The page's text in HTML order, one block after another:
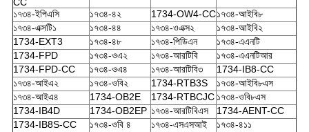
CC
১৭৩৪-ইপিএসি ১৭৩৪-৪২ 1734-OW4-CC১৭৩৪-আইবি৮
১৭৩৪-এক্সটি১
১৭৩৪-৪৪ ১৭৩৪-ওএক্স২
১৭৩৪-আইবি২
1734-EXT3
১৭৩৪-৪৮ ১৭৩৪-পিডিএন
১৭৩৪-এএনটি
1734-FPD
১৭৩৪-ওএ২ ১৭৩৪-আরটিবি
১৭৩৪-এএনটিআর
1734-FPD-CC
১৭৩৪-ওএ৪ ১৭৩৪-আরটিবি৩
1734-IB8-CC
১৭৩৪-আইএ২
১৭৩৪-ওবি২ 1734-RTB3S
১৭৩৪-আইবি৮এস
১৭৩৪-আইএ৪
1734-OB2E 1734-RTBCJC ১৭৩৪-ওবি৮এস
1734-IB4D
1734-OB2EP ১৭৩৪-আরটিবিএস
1734-AENT-CC
1734-IB8S-CC
১৭৩৪-ওবি ৪ ১৭৩৪-এসএসআই
১৭৩৪-৪১১